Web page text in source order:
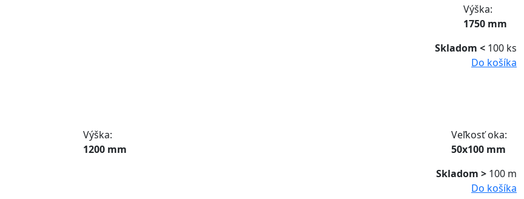
Výška:
1750 mm
Skladom < 100 ks
Do košíka
Výška:
1200 mm
Veľkosť oka:
50x100 mm
Skladom > 100 m
Do košíka